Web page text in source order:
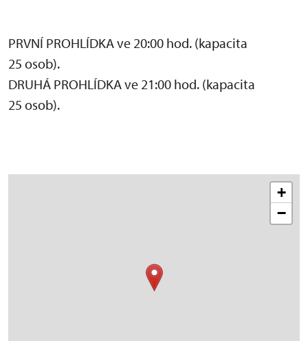
PRVNÍ PROHLÍDKA ve 20:00 hod. (kapacita
25 osob).
DRUHÁ PROHLÍDKA ve 21:00 hod. (kapacita
25 osob).
+
−